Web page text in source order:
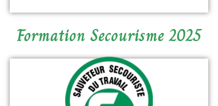
Formation Secourisme 2025